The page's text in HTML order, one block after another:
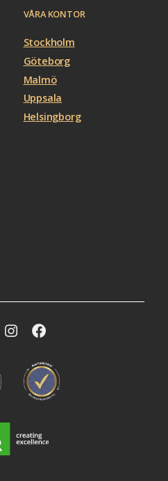
VÅRA KONTOR
Stockholm
Göteborg
Malmö
Uppsala
Helsingborg